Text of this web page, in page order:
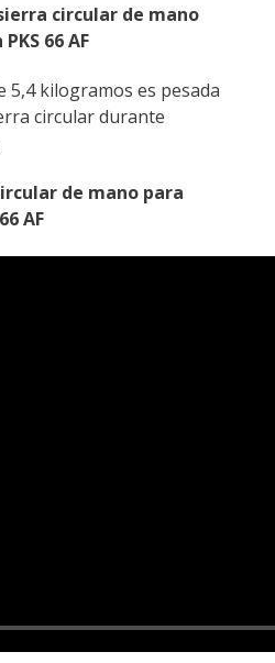
circular de mano
66 AF
5,4 kilogramos es pesada
circular durante
de mano para
AF